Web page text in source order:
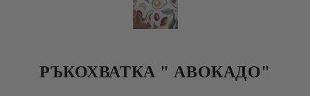
РЪКОХВАТКА " АВОКАДО"